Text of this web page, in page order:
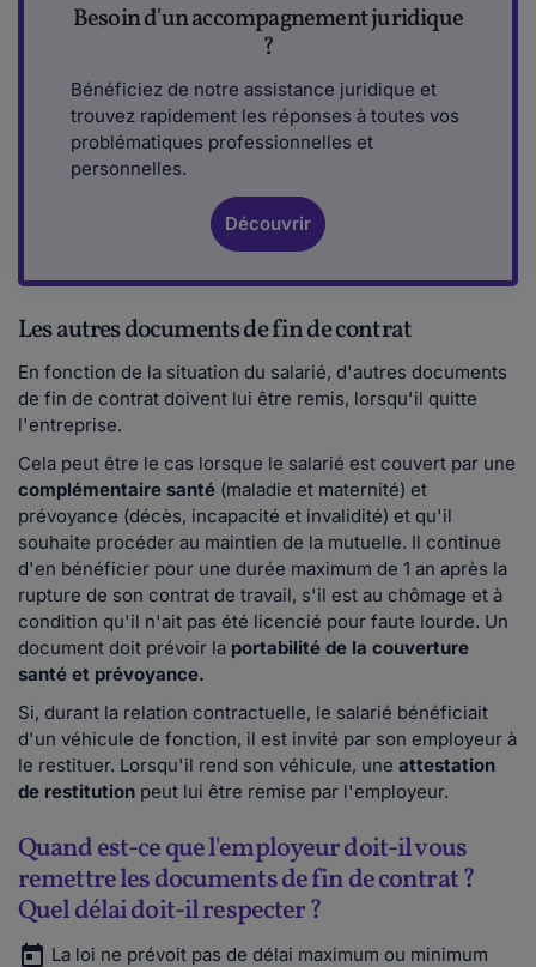
Besoin d'un accompagnement juridique
?
Bénéficiez de notre assistance juridique et
trouvez rapidement les réponses à toutes vos
problématiques professionnelles et
personnelles.
Découvrir
Les autres documents de fin de contrat
En fonction de la situation du salarié, d'autres documents
de fin de contrat doivent lui être remis, lorsqu'il quitte
l'entreprise.
Cela peut être le cas lorsque le salarié est couvert par une
complémentaire santé (maladie et maternité) et
prévoyance (décès, incapacité et invalidité) et qu'il
souhaite procéder au maintien de la mutuelle. Il continue
d'en bénéficier pour une durée maximum de 1 an après la
rupture de son contrat de travail, s'il est au chômage et à
condition qu'il n'ait pas été licencié pour faute lourde. Un
document doit prévoir la portabilité de la couverture
santé et prévoyance.
Si, durant la relation contractuelle, le salarié bénéficiait
d'un véhicule de fonction, il est invité par son employeur à
le restituer. Lorsqu'il rend son véhicule, une attestation
de restitution peut lui être remise par l'employeur.
Quand est-ce que l'employeur doit-il vous
remettre les documents de fin de contrat ?
Quel délai doit-il respecter ?
La loi ne prévoit pas de délai maximum ou minimum